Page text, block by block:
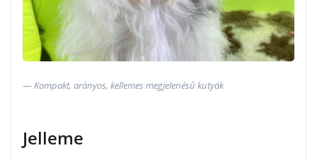
Kompakt, arányos, kellemes megjelenésű kutyák
Jelleme